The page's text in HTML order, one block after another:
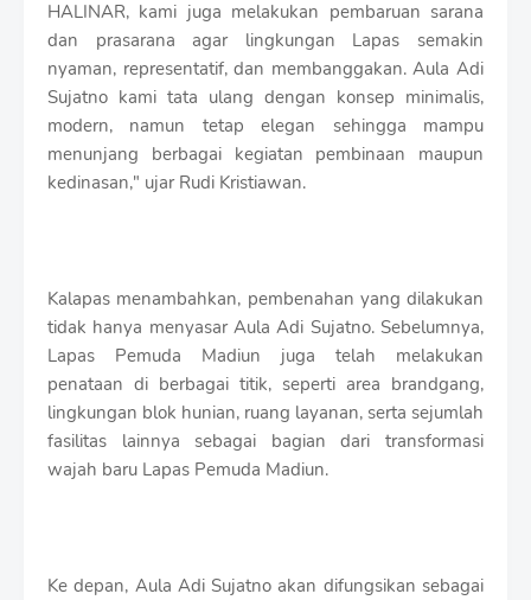
HALINAR, kami juga melakukan pembaruan sarana
dan prasarana agar lingkungan Lapas semakin
nyaman, representatif, dan membanggakan. Aula Adi
Sujatno kami tata ulang dengan konsep minimalis,
modern, namun tetap elegan sehingga mampu
menunjang berbagai kegiatan pembinaan maupun
kedinasan," ujar Rudi Kristiawan.
Kalapas menambahkan, pembenahan yang dilakukan
tidak hanya menyasar Aula Adi Sujatno. Sebelumnya,
Lapas Pemuda Madiun juga telah melakukan
penataan di berbagai titik, seperti area brandgang,
lingkungan blok hunian, ruang layanan, serta sejumlah
fasilitas lainnya sebagai bagian dari transformasi
wajah baru Lapas Pemuda Madiun.
Ke depan, Aula Adi Sujatno akan difungsikan sebagai